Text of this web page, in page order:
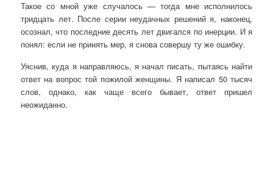
Такое со мной уже случалось — тогда мне исполнилось
тридцать лет. После серии неудачных решений я, наконец,
осознал, что последние десять лет двигался по инерции. И я
понял: если не принять мер, я снова совершу ту же ошибку.
Уяснив, куда я направляюсь, я начал писать, пытаясь найти
ответ на вопрос той пожилой женщины. Я написал 50 тысяч
слов, однако, как чаще всего бывает, ответ пришел
неожиданно.